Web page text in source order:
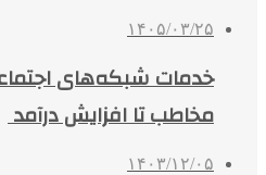
۱۴۰۵/۰۳/۲۵
مخاطب تا افزایش درآمد
۱۴۰۳/۱۲/۰۵